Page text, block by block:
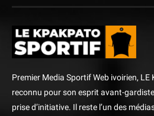
Premier Media Sportif Web ivoirien, LE
reconnu pour son esprit avant-
prise d’initiative. Il reste l’un des